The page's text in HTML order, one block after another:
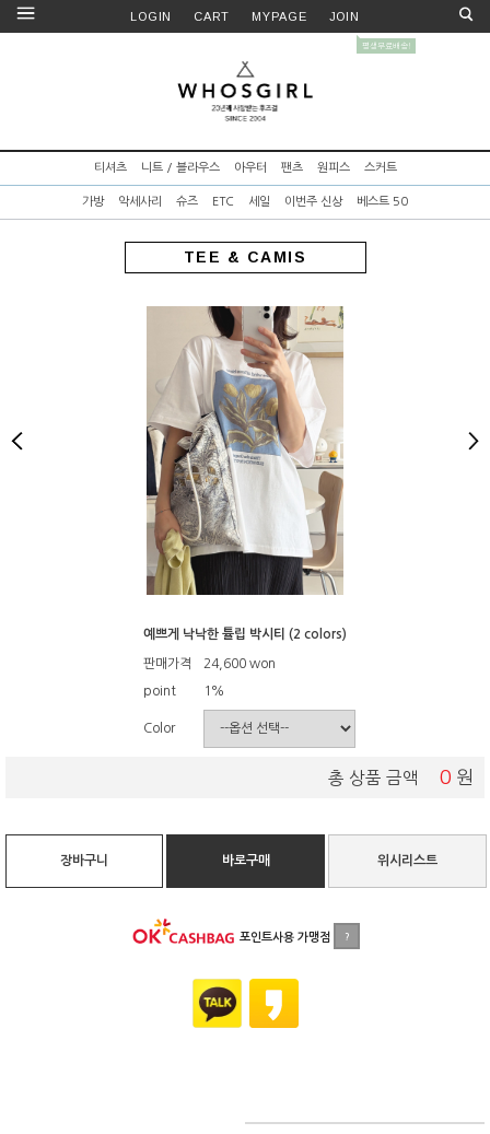
LOGIN CART MYPAGE JOIN
티셔츠 니트 / 블라우스 아우터 팬츠 원피스 스커트
가방 악세사리 슈즈 ETC 세일 이번주 신상 베스트 50
TEE & CAMIS
예쁘게 낙낙한 튤립 박시티 (2 colors)
판매가격 24,600won
point 1%
Color
총 상품 금액 0 원
장바구니 바로구매 위시리스트
포인트사용 가맹점 ?